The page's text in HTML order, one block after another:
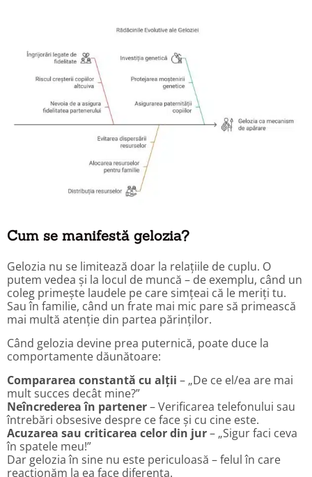
Cum se manifestă gelozia?
Gelozia nu se limitează doar la relațiile de cuplu. O
putem vedea și la locul de muncă – de exemplu, când un
coleg primește laudele pe care simțeai că le meriți tu.
Sau în familie, când un frate mai mic pare să primească
mai multă atenție din partea părinților.
Când gelozia devine prea puternică, poate duce la
comportamente dăunătoare:
Compararea constantă cu alții – „De ce el/ea are mai
mult succes decât mine?”
Neîncrederea în partener– Verificarea telefonului sau
întrebări obsesive despre ce face și cu cine este.
Acuzarea sau criticarea celor din jur– „Sigur faci ceva
în spatele meu!”
Dar gelozia în sine nu este periculoasă – felul în care
reacționăm la ea face diferența.